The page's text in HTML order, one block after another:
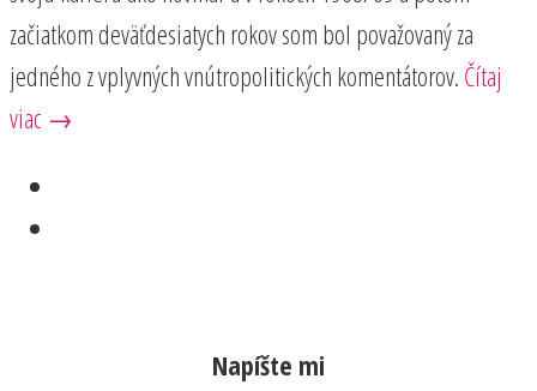
začiatkom deväťdesiatych rokov som bol považovaný za
jedného z vplyvných vnútropolitických komentátorov. Čítaj
viac →
Napíšte mi